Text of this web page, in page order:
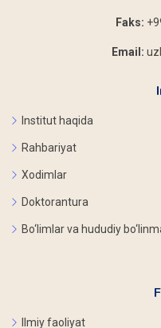
Faks:
Email:
Institut haqida
Rahbariyat
Xodimlar
Doktorantura
Bo‘limlar va hududiy
Ilmiy faoliyat